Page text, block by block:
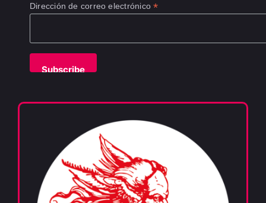
Dirección de correo electrónico*